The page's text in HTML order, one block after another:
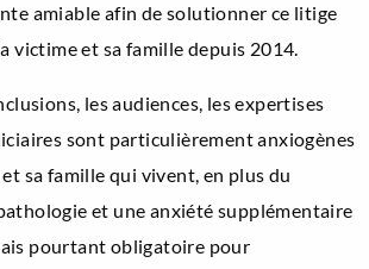
amiable afin de solutionner ce litige
victime et sa famille depuis 2014.
les audiences, les expertises
sont particulièrement anxiogènes
sa famille qui vivent, en plus du
et une anxiété supplémentaire
pourtant obligatoire pour